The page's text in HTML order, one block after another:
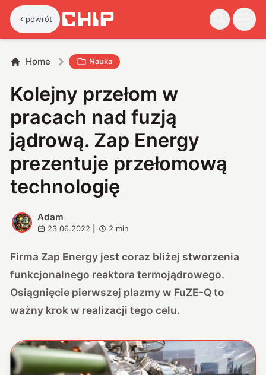
powrót
Home Nauka
Kolejny przełom w
pracach nad fuzją
jądrową. Zap Energy
prezentuje przełomową
technologię
A
Adam
23.06.2022 2 min
Firma Zap Energy jest coraz bliżej stworzenia
funkcjonalnego reaktora termojądrowego.
Osiągnięcie pierwszej plazmy w FuZE-Q to
ważny krok w realizacji tego celu.